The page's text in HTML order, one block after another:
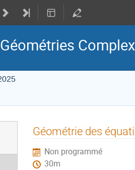
Géométrie des
Non programmé
30m